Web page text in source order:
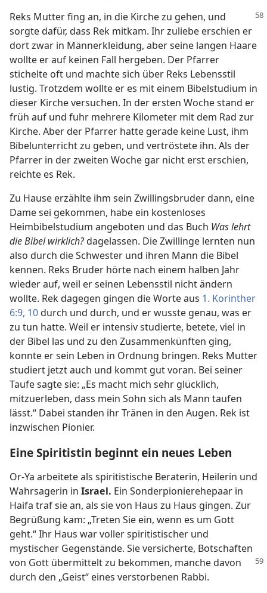
Reks Mutter fing an, in die Kirche zu gehen, und
sorgte dafür, dass Rek mitkam. Ihr zuliebe erschien er
dort zwar in Männerkleidung, aber seine langen Haare
wollte er auf keinen Fall hergeben. Der Pfarrer
stichelte oft und machte sich über Reks Lebensstil
lustig. Trotzdem wollte er es mit einem Bibelstudium in
dieser Kirche versuchen. In der ersten Woche stand er
früh auf und fuhr mehrere Kilometer mit dem Rad zur
Kirche. Aber der Pfarrer hatte gerade keine Lust, ihm
Bibelunterricht zu geben, und vertröstete ihn. Als der
Pfarrer in der zweiten Woche gar nicht erst erschien,
reichte es Rek.
Zu Hause erzählte ihm sein Zwillingsbruder dann, eine
Dame sei gekommen, habe ein kostenloses
Heimbibelstudium angeboten und das Buch Was lehrt
die Bibel wirklich?dagelassen. Die Zwillinge lernten nun
also durch die Schwester und ihren Mann die Bibel
kennen. Reks Bruder hörte nach einem halben Jahr
wieder auf, weil er seinen Lebensstil nicht ändern
wollte. Rek dagegen gingen die Worte aus 1. Korinther
6:9, 10durch und durch, und er wusste genau, was er
zu tun hatte. Weil er intensiv studierte, betete, viel in
der Bibel las und zu den Zusammenkünften ging,
konnte er sein Leben in Ordnung bringen. Reks Mutter
studiert jetzt auch und kommt gut voran. Bei seiner
Taufe sagte sie: „Es macht mich sehr glücklich,
mitzuerleben, dass mein Sohn sich als Mann taufen
lässt.“ Dabei standen ihr Tränen in den Augen. Rek ist
inzwischen Pionier.
Eine Spiritistin beginnt ein neues Leben
Or-Ya arbeitete als spiritistische Beraterin, Heilerin und
Wahrsagerin in Israel. Ein Sonderpionierehepaar in
Haifa traf sie an, als sie von Haus zu Haus gingen. Zur
Begrüßung kam: „Treten Sie ein, wenn es um Gott
geht.“ Ihr Haus war voller spiritistischer und
mystischer Gegenstände. Sie versicherte, Botschaften
von Gott übermittelt zu bekommen, manche davon
durch den „Geist“ eines verstorbenen Rabbi.